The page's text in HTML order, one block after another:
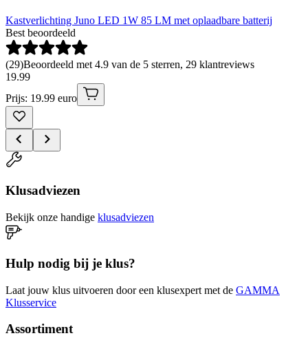
Kastverlichting Juno LED 1W 85 LM met oplaadbare batterij
Best beoordeeld
(29)Beoordeeld met 4.9 van de 5 sterren, 29 klantreviews
19.99
Prijs: 19.99 euro
Klusadviezen
Bekijk onze handige klusadviezen
Hulp nodig bij je klus?
Laat jouw klus uitvoeren door een klusexpert met de GAMMA
Klusservice
Assortiment